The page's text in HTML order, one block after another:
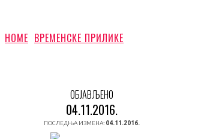
HOME ВРЕМЕНСКЕ ПРИЛИКЕ
ОБЈАВЉЕНО
04.11.2016.
ПОСЛЕДЊА ИЗМЕНА: 04.11.2016.